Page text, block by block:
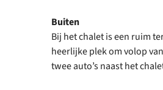
Buiten
Bij het chalet is een ruim
heerlijke plek om volop
twee auto’s naast het